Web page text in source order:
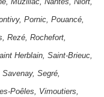
, Pornic, Pouancé,
, Rezé, Rochefort,
Herblain, Saint-Brieuc,
Savenay, Segré,
Poêles, Vimoutiers,